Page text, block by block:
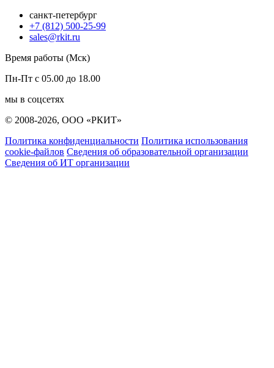
санкт-петербург
+7 (812) 500-25-99
sales@rkit.ru
Время работы (Мск)
Пн-Пт с 05.00 до 18.00
мы в соцсетях
© 2008-2026, ООО «РКИТ»
Политика конфиденциальности Политика использования
cookie-файлов Сведения об образовательной организации
Сведения об ИТ организации